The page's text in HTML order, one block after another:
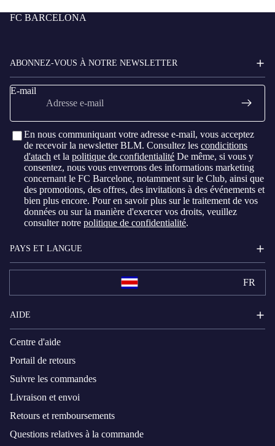
FC BARCELONA
ABONNEZ-VOUS À NOTRE NEWSLETTER
E-mail
En nous communiquant votre adresse e-mail, vous acceptez
de recevoir la newsletter BLM. Consultez les condicitions
d'atach et la politique de confidentialité De même, si vous y
consentez, nous vous enverrons des informations marketing
concernant le FC Barcelone, notamment sur le Club, ainsi que
des promotions, des offres, des invitations à des événements et
bien plus encore. Pour en savoir plus sur le traitement de vos
données ou sur la manière d'exercer vos droits, veuillez
consulter notre politique de confidentialité.
PAYS ET LANGUE
FR
AIDE
Centre d'aide
Portail de retours
Suivre les commandes
Livraison et envoi
Retours et remboursements
Questions relatives à la commande